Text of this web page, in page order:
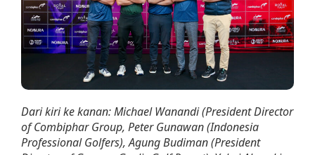
Dari kiri ke kanan: Michael Wanandi (President Director
of Combiphar Group, Peter Gunawan (Indonesia
Professional Golfers), Agung Budiman (President